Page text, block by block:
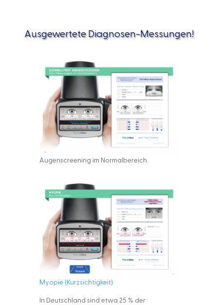
Ausgewertete Diagnosen-Messungen!
Augenscreening im Normalbereich.
Myopie (Kurzsichtigkeit)
In Deutschland sind etwa 25 % der